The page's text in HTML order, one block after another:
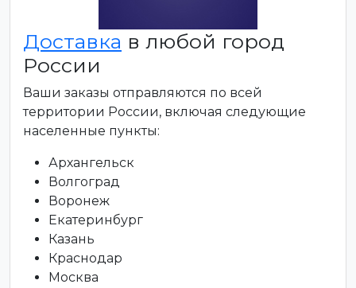
Доставка в любой город
России
Ваши заказы отправляются по всей
территории России, включая следующие
населенные пункты:
Архангельск
Волгоград
Воронеж
Екатеринбург
Казань
Краснодар
Москва